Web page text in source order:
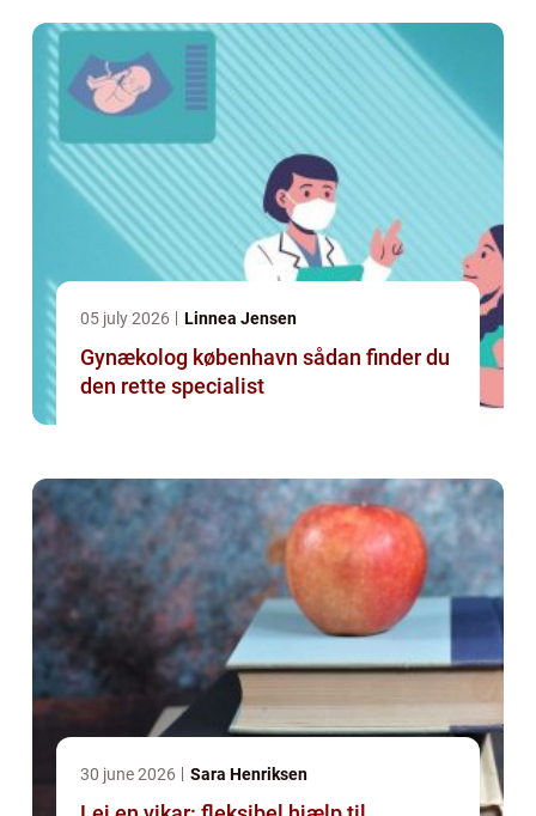
05 july 2026 Linnea Jensen
Gynækolog københavn sådan finder du
den rette specialist
30 june 2026 Sara Henriksen